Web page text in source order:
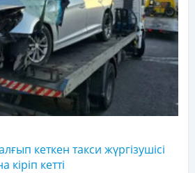
кеткен такси жүргізушісі
кіріп кетті